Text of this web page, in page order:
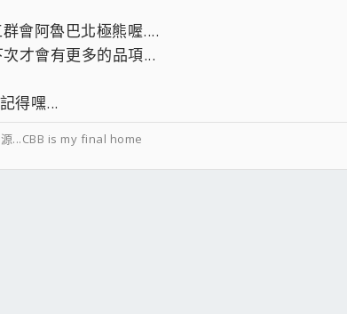
會阿魯巴北極熊喔....
才會有更多的品項...
得嘿...
...CBB is my final home